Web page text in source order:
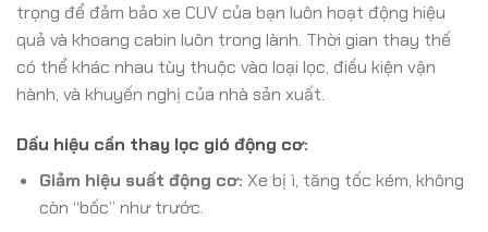
trọng để đảm bảo xe CUV của bạn luôn hoạt động hiệu
quả và khoang cabin luôn trong lành. Thời gian thay thế
có thể khác nhau tùy thuộc vào loại lọc, điều kiện vận
hành, và khuyến nghị của nhà sản xuất.
Dấu hiệu cần thay lọc gió động cơ:
Giảm hiệu suất động cơ: Xe bị ì, tăng tốc kém, không
còn “bốc” như trước.